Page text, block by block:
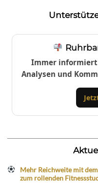
Immer informiert
Analysen und
Mehr Reichweite mit
zum rollenden